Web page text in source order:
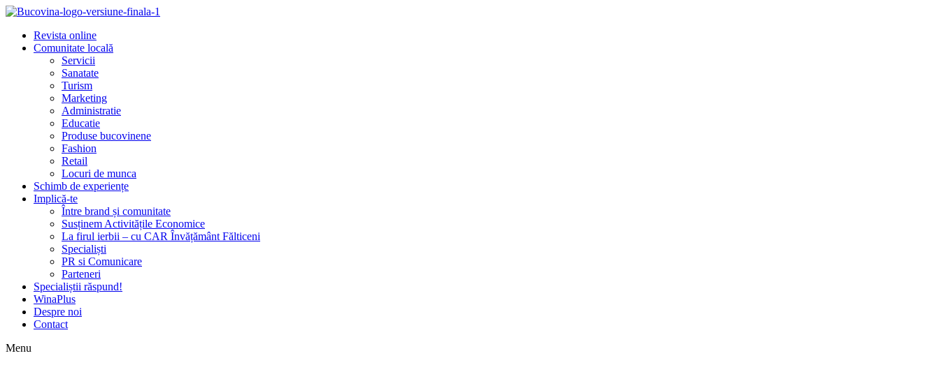
Revista online
Comunitate locală
Servicii
Sanatate
Turism
Marketing
Administratie
Educatie
Produse bucovinene
Fashion
Retail
Locuri de munca
Schimb de experiențe
Implică-te
Între brand și comunitate
Susținem Activitățile Economice
La firul ierbii – cu CAR Învățământ Fălticeni
Specialiști
PR si Comunicare
Parteneri
Specialiștii răspund!
WinaPlus
Despre noi
Contact
Menu